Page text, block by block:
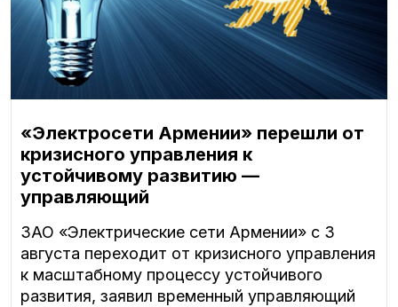
«Электросети Армении» перешли от
кризисного управления к
устойчивому развитию —
управляющий
ЗАО «Электрические сети Армении» с 3
августа переходит от кризисного управления
к масштабному процессу устойчивого
развития, заявил временный управляющий